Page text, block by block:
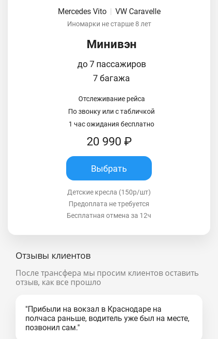
Mercedes Vito VW Caravelle
Иномарки не старше 8 лет
Минивэн
до 7 пассажиров
7 багажа
Отслеживание рейса
По звонку или с табличкой
1 час ожидания бесплатно
20 990 ₽
Выбрать
Детские кресла (150р/шт)
Предоплата не требуется
Бесплатная отмена за 12ч
Отзывы клиентов
После трансфера мы просим клиентов оставить
отзыв, как все прошло
"Прибыли на вокзал в Краснодаре на
полчаса раньше, водитель уже был на месте,
позвонил сам."